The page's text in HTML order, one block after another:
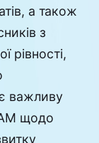
а також
з
рівності,
важливу
щодо